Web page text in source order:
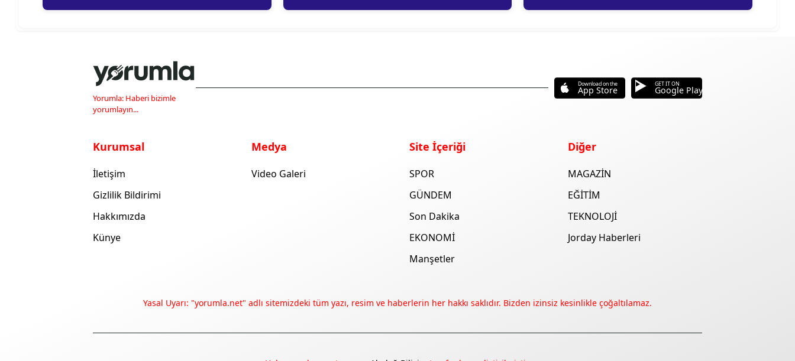
Yorumla: Haberi bizimle
yorumlayın...
Download on the
App Store
GET IT ON
Google Play
Kurumsal
İletişim
Gizlilik Bildirimi
Hakkımızda
Künye
Medya
Video Galeri
Site İçeriği
SPOR
GÜNDEM
Son Dakika
EKONOMİ
Manşetler
Diğer
MAGAZİN
EĞİTİM
TEKNOLOJİ
Jorday Haberleri
Yasal Uyarı: "yorumla.net" adlı sitemizdeki tüm yazı, resim ve haberlerin her hakkı saklıdır. Bizden izinsiz kesinlikle çoğaltılamaz.